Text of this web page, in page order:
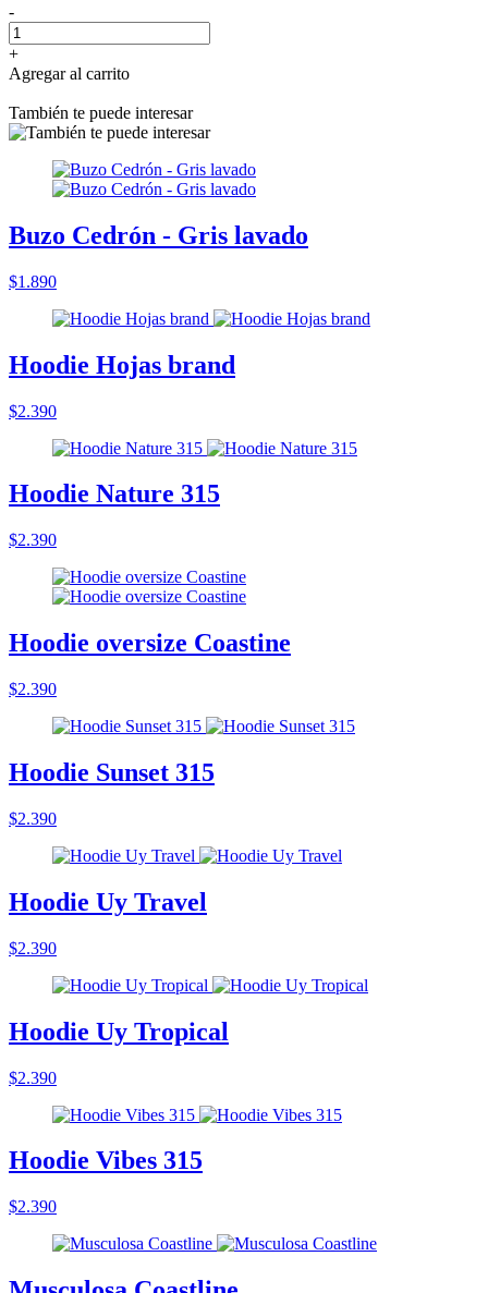
-
+
Agregar al carrito
También te puede interesar
Buzo Cedrón - Gris lavado
$1.890
Hoodie Hojas brand
$2.390
Hoodie Nature 315
$2.390
Hoodie oversize Coastine
$2.390
Hoodie Sunset 315
$2.390
Hoodie Uy Travel
$2.390
Hoodie Uy Tropical
$2.390
Hoodie Vibes 315
$2.390